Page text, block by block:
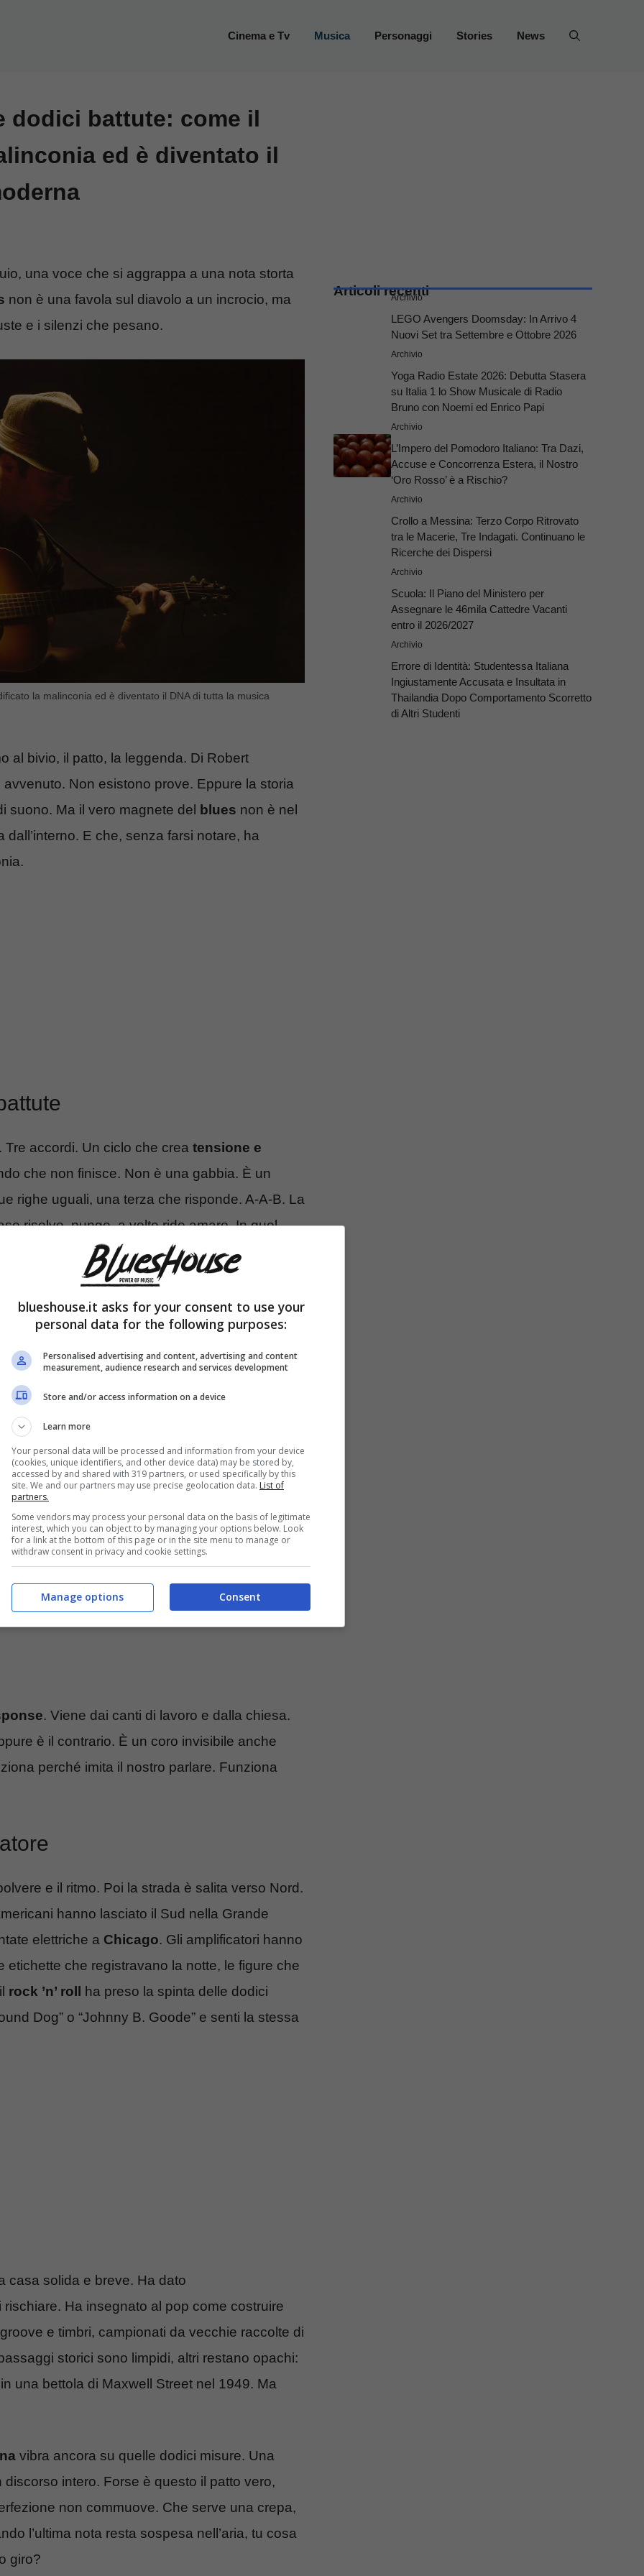
Cinema e Tv Musica Personaggi Stories News
dodici battute: come il
ed è diventato il
una voce che si aggrappa a una nota storta
non è una favola sul diavolo a un incrocio, ma
e i silenzi che pesano.
la malinconia ed è diventato il DNA di tutta la musica
al bivio, il patto, la leggenda. Di Robert
Non esistono prove. Eppure la storia
suono. Ma il vero magnete del
blues non è nel
E che, senza farsi notare, ha
. Tre accordi. Un ciclo che crea tensione e
che non finisce. Non è una gabbia. È un
righe uguali, una terza che risponde. A-A-B. La
risolve, punge, a volte ride amaro. In quel
banda gira sullo stesso schema, ognuno trova
Ognuno parla con le stesse regole, ma con
blue notes
. Non sono effetti speciali. Sono micro-
poco la terza, la quinta o la settima nota. Non
i tasti, una nota “in mezzo” che la teoria
come un sospiro, un lamento, un no tirato
l’eleganza rigida della tradizione europea e
. Viene dai canti di lavoro e dalla chiesa.
è il contrario. È un coro invisibile anche
perché imita il nostro parlare. Funziona
e il ritmo. Poi la strada è salita verso Nord.
hanno lasciato il Sud nella Grande
elettriche a Chicago. Gli amplificatori hanno
che registravano la notte, le figure che
rock ’n’ roll
ha preso la spinta delle dodici
Dog” o “Johnny B. Goode” e senti la stessa
casa solida e breve. Ha dato
Ha insegnato al pop come costruire
e timbri, campionati da vecchie raccolte di
storici sono limpidi, altri restano opachi:
una bettola di Maxwell Street nel 1949. Ma
vibra ancora su quelle dodici misure. Una
intero. Forse è questo il patto vero,
non commuove. Che serve una crepa,
l’ultima nota resta sospesa nell’aria, tu cosa
giro?
Articoli recenti
Archivio
LEGO Avengers Doomsday: In Arrivo 4
Nuovi Set tra Settembre e Ottobre 2026
Archivio
Yoga Radio Estate 2026: Debutta Stasera
su Italia 1 lo Show Musicale di Radio
Bruno con Noemi ed Enrico Papi
Archivio
L’Impero del Pomodoro Italiano: Tra Dazi,
Accuse e Concorrenza Estera, il Nostro
‘Oro Rosso’ è a Rischio?
Archivio
Crollo a Messina: Terzo Corpo Ritrovato
tra le Macerie, Tre Indagati. Continuano le
Ricerche dei Dispersi
Archivio
Scuola: Il Piano del Ministero per
Assegnare le 46mila Cattedre Vacanti
entro il 2026/2027
Archivio
Errore di Identità: Studentessa Italiana
Ingiustamente Accusata e Insultata in
Thailandia Dopo Comportamento Scorretto
di Altri Studenti
blueshouse.it asks for your consent to use your
personal data for the following purposes:
Personalised advertising and content, advertising and content
measurement, audience research and services development
Store and/or access information on a device
Learn more
Your personal data will be processed and information from your device
(cookies, unique identifiers, and other device data) may be stored by,
accessed by and shared with 319 partners, or used specifically by this
site. We and our partners may use precise geolocation data. List of
partners.
Some vendors may process your personal data on the basis of legitimate
interest, which you can object to by managing your options below. Look
for a link at the bottom of this page or in the site menu to manage or
withdraw consent in privacy and cookie settings.
Consent
Manage options